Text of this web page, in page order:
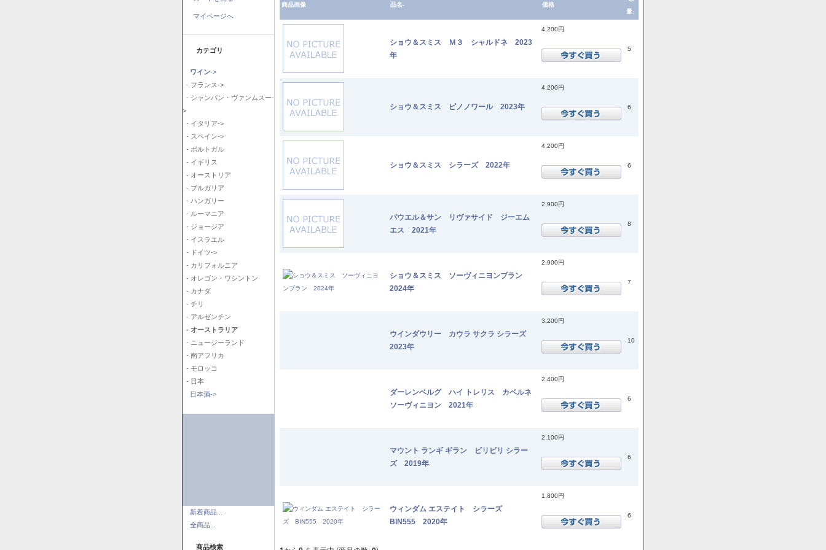
マイページへ
カテゴリ
ワイン->
- フランス->
- シャンパン・ヴァンムスー-
>
- イタリア->
- スペイン->
- ポルトガル
- イギリス
- オーストリア
- ブルガリア
- ハンガリー
- ルーマニア
- ジョージア
- イスラエル
- ドイツ->
- カリフォルニア
- オレゴン・ワシントン
- カナダ
- チリ
- アルゼンチン
- オーストラリア
- ニュージーランド
- 南アフリカ
- モロッコ
- 日本
日本酒->
新着商品...
全商品...
商品検索
商品画像 品名- 価格
量.
ショウ＆スミス Ｍ３ シャルドネ 2023
年
4,200円
5
ショウ＆スミス ピノノワール 2023年
4,200円
6
ショウ＆スミス シラーズ 2022年
4,200円
6
パウエル＆サン リヴァサイド ジーエム
エス 2021年
2,900円
8
ショウ＆スミス ソーヴィニヨンブラン
2024年
2,900円
7
ウインダウリー カウラ サクラ シラーズ
2023年
3,200円
10
ダーレンベルグ ハイ トレリス カベルネ
ソーヴィニヨン 2021年
2,400円
6
マウント ランギ ギラン ビリビリ シラー
ズ 2019年
2,100円
6
ウィンダム エステイト シラーズ
BIN555 2020年
1,800円
6